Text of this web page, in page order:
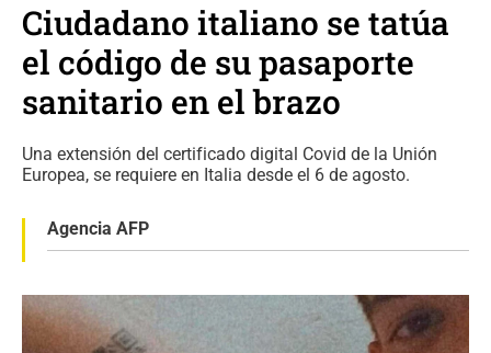
Ciudadano italiano se tatúa
el código de su pasaporte
sanitario en el brazo
Una extensión del certificado digital Covid de la Unión
Europea, se requiere en Italia desde el 6 de agosto.
Agencia AFP